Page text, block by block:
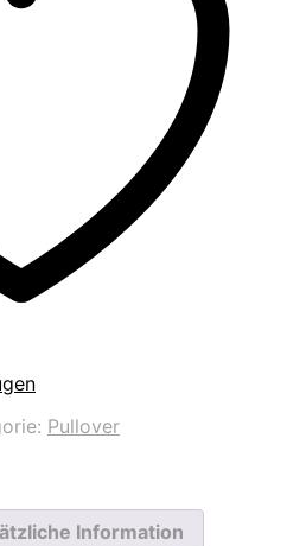
Pullover
Information